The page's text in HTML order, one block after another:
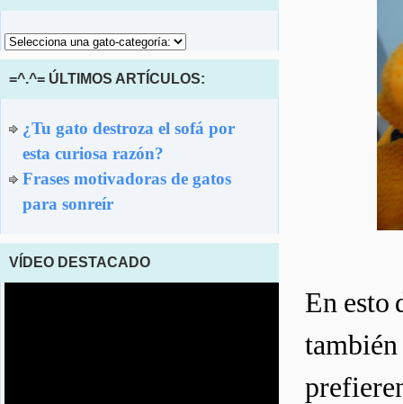
En esto
también
=^.^= ÚLTIMOS ARTÍCULOS:
¿Tu gato destroza el sofá por
esta curiosa razón?
Frases motivadoras de gatos
para sonreír
VÍDEO DESTACADO